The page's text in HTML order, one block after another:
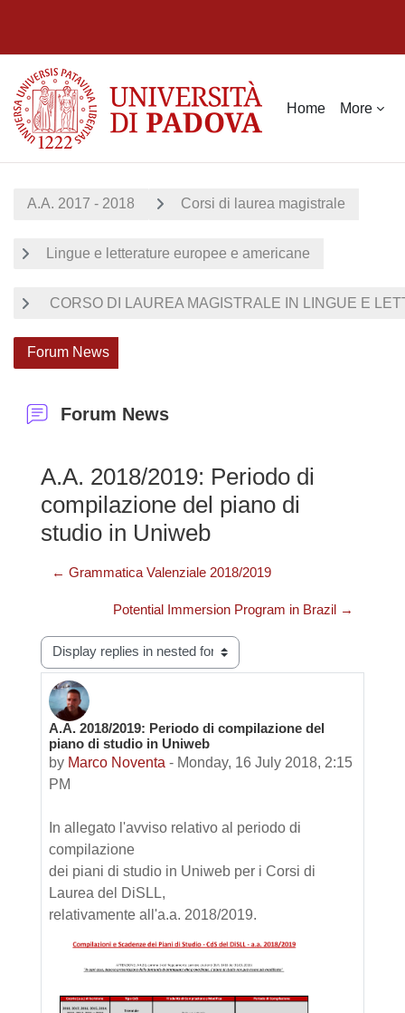
Home More
A.A. 2017 - 2018 Corsi di laurea magistrale
Lingue e letterature europee e americane
CORSO DI LAUREA MAGISTRALE IN LINGUE E
Forum News
Forum News
A.A. 2018/2019: Periodo di
compilazione del piano di
studio in Uniweb
← Grammatica Valenziale 2018/2019
Potential Immersion Program in Brazil →
Display mode
A.A. 2018/2019: Periodo di compilazione del
piano di studio in Uniweb
by Marco Noventa - Monday, 16 July 2018, 2:15
PM
Number of replies: 0
In allegato l'avviso relativo al periodo di
compilazione
dei piani di studio in Uniweb per i Corsi di
Laurea del DiSLL,
relativamente all'a.a. 2018/2019.